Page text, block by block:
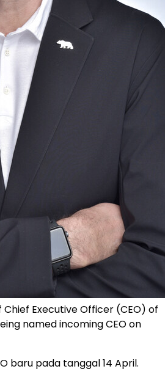
Executive Officer (CEO) of
named incoming CEO on
baru pada tanggal 14 April.